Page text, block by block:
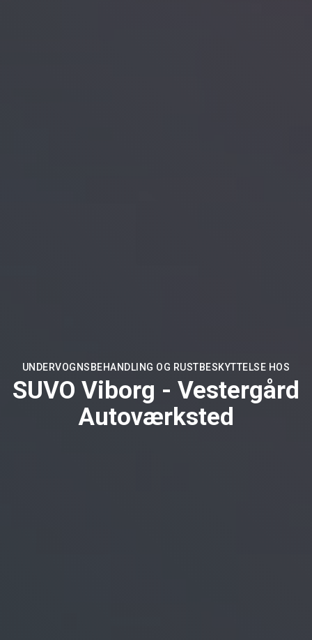
UNDERVOGNSBEHANDLING OG RUSTBESKYTTELSE HOS
SUVO Viborg - Vestergård
Autoværksted